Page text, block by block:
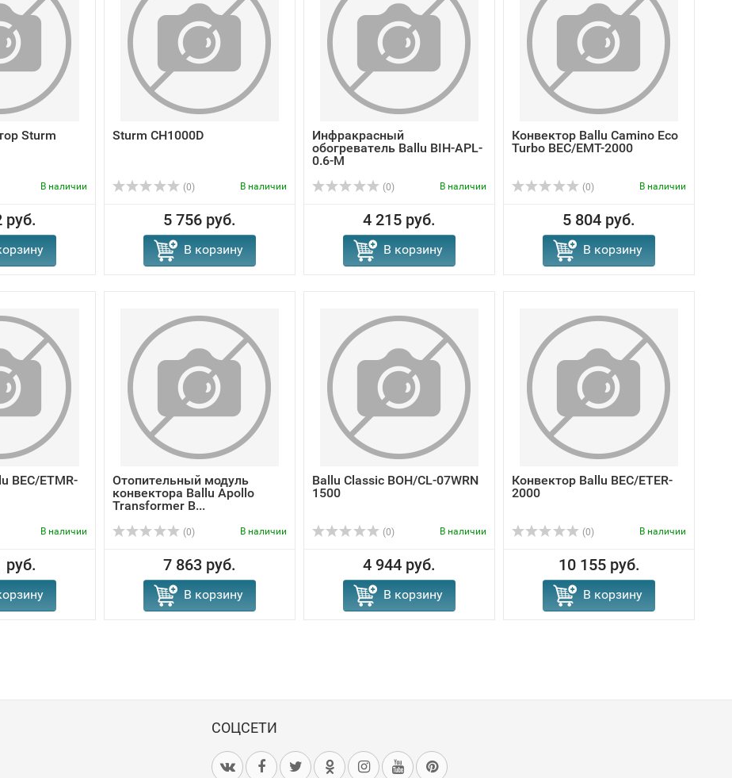
Sturm
В наличии
руб.
Sturm CH1000D
(0) В наличии
5 756 руб.
В корзину
Инфракрасный
обогреватель Ballu BIH-APL-
0.6-M
(0) В наличии
4 215 руб.
В корзину
Конвектор Ballu Camino Eco
Turbo BEC/EMT-2000
(0) В наличии
5 804 руб.
В корзину
BEC/ETMR-
В наличии
руб.
Отопительный модуль
конвектора Ballu Apollo
Transformer B...
(0) В наличии
7 863 руб.
В корзину
Ballu Classic BOH/CL-07WRN
1500
(0) В наличии
4 944 руб.
В корзину
Конвектор Ballu BEC/ETER-
2000
(0) В наличии
10 155 руб.
В корзину
СОЦСЕТИ